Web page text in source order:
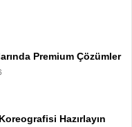
Premium Çözümler
Hazırlayın